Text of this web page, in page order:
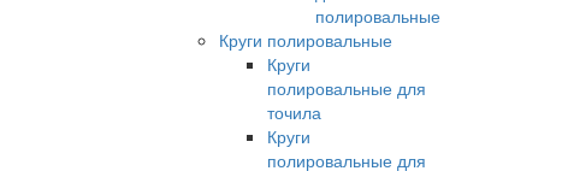
полировальные
Круги полировальные
Круги
полировальные для
точила
Круги
полировальные для